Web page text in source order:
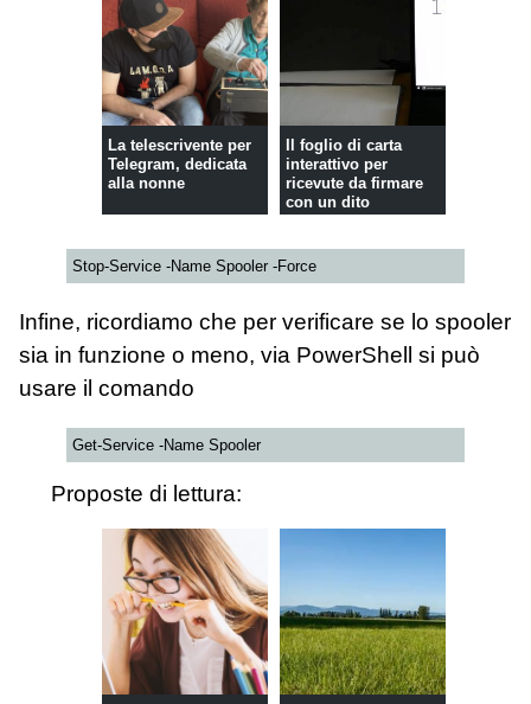
La telescrivente per
Telegram, dedicata
alla nonne
Il foglio di carta
interattivo per
ricevute da firmare
con un dito
Stop-Service -Name Spooler -Force
Infine, ricordiamo che per verificare se lo spooler
sia in funzione o meno, via PowerShell si può
usare il comando
Get-Service -Name Spooler
Proposte di lettura: